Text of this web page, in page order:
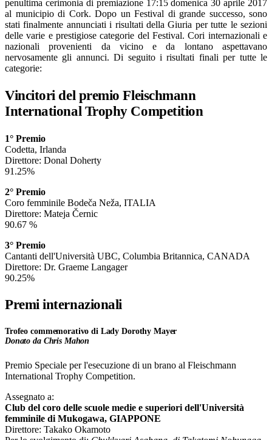
penultima cerimonia di premiazione 17:15domenica 30 aprile 2017
al municipio di Cork. Dopo un Festival di grande successo, sono
stati finalmente annunciati i risultati della Giuria per tutte le sezioni
delle varie e prestigiose categorie del Festival. Cori internazionali e
nazionali provenienti da vicino e da lontano aspettavano
nervosamente gli annunci. Di seguito i risultati finali per tutte le
categorie:
Vincitori del premio Fleischmann
International Trophy Competition
1° Premio
Codetta, Irlanda
Direttore: Donal Doherty
91.25%
2° Premio
Coro femminile Bodeča Neža, ITALIA
Direttore: Mateja Černic
90.67 %
3° Premio
Cantanti dell'Università UBC, Columbia Britannica, CANADA
Direttore: Dr. Graeme Langager
90.25%
Premi internazionali
Trofeo commemorativo di Lady Dorothy Mayer
Donato da Chris Mahon
Premio Speciale per l'esecuzione di un brano al Fleischmann
International Trophy Competition.
Assegnato a:
Club del coro delle scuole medie e superiori dell'Università
femminile di Mukogawa, GIAPPONE
Direttore: Takako Okamoto